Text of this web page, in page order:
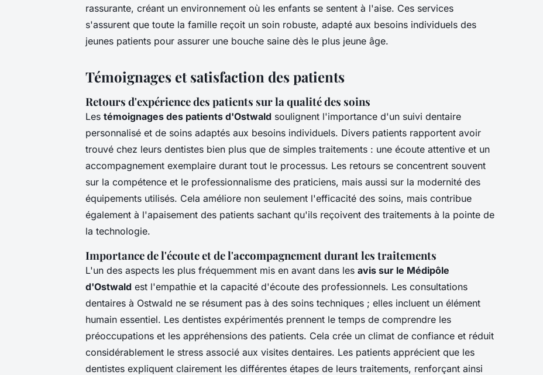
rassurante, créant un environnement où les enfants se sentent à l'aise. Ces services
s'assurent que toute la famille reçoit un soin robuste, adapté aux besoins individuels des
jeunes patients pour assurer une bouche saine dès le plus jeune âge.
Témoignages et satisfaction des patients
Retours d'expérience des patients sur la qualité des soins
Les témoignages des patients d'Ostwald soulignent l'importance d'un suivi dentaire
personnalisé et de soins adaptés aux besoins individuels. Divers patients rapportent avoir
trouvé chez leurs dentistes bien plus que de simples traitements : une écoute attentive et un
accompagnement exemplaire durant tout le processus. Les retours se concentrent souvent
sur la compétence et le professionnalisme des praticiens, mais aussi sur la modernité des
équipements utilisés. Cela améliore non seulement l'efficacité des soins, mais contribue
également à l'apaisement des patients sachant qu'ils reçoivent des traitements à la pointe de
la technologie.
Importance de l'écoute et de l'accompagnement durant les traitements
L'un des aspects les plus fréquemment mis en avant dans les avis sur le Médipôle
d'Ostwald est l'empathie et la capacité d'écoute des professionnels. Les consultations
dentaires à Ostwald ne se résument pas à des soins techniques ; elles incluent un élément
humain essentiel. Les dentistes expérimentés prennent le temps de comprendre les
préoccupations et les appréhensions des patients. Cela crée un climat de confiance et réduit
considérablement le stress associé aux visites dentaires. Les patients apprécient que les
dentistes expliquent clairement les différentes étapes de leurs traitements, renforçant ainsi